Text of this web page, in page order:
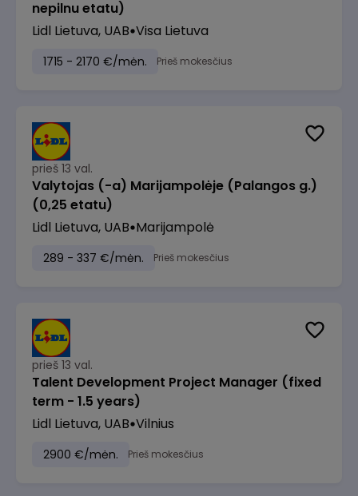
nepilnu etatu)
Lidl Lietuva, UAB Visa Lietuva
1715 - 2170 €/mėn. Prieš mokesčius
prieš 13 val.
Valytojas (-a) Marijampolėje (Palangos g.)
(0,25 etatu)
Lidl Lietuva, UAB Marijampolė
289 - 337 €/mėn. Prieš mokesčius
prieš 13 val.
Talent Development Project Manager (fixed
term - 1.5 years)
Lidl Lietuva, UAB Vilnius
2900 €/mėn. Prieš mokesčius